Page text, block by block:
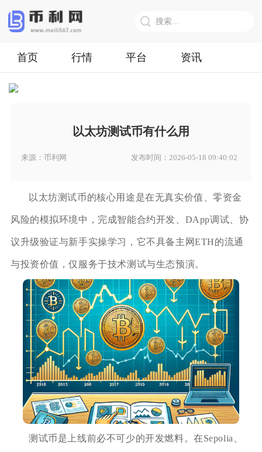
首页 行情 平台 资讯
以太坊测试币有什么用
来源：币利网 发布时间：2026-05-18 09:40:02
以太坊测试币的核心用途是在无真实价值、零资金
风险的模拟环境中，完成智能合约开发、DApp调试、协
议升级验证与新手实操学习，它不具备主网ETH的流通
与投资价值，仅服务于技术测试与生态预演。
测试币是上线前必不可少的开发燃料。在Sepolia、